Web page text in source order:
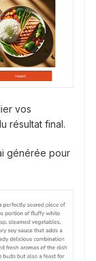
vos
résultat final.
générée pour